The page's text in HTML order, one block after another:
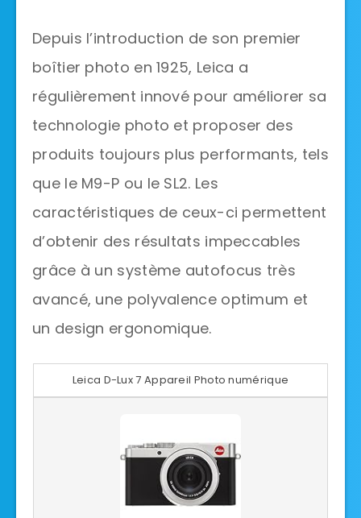
Depuis l’introduction de son premier
boîtier photo en 1925, Leica a
régulièrement innové pour améliorer sa
technologie photo et proposer des
produits toujours plus performants, tels
que le M9-P ou le SL2. Les
caractéristiques de ceux-ci permettent
d’obtenir des résultats impeccables
grâce à un système autofocus très
avancé, une polyvalence optimum et
un design ergonomique.
Leica D-Lux 7 Appareil Photo numérique